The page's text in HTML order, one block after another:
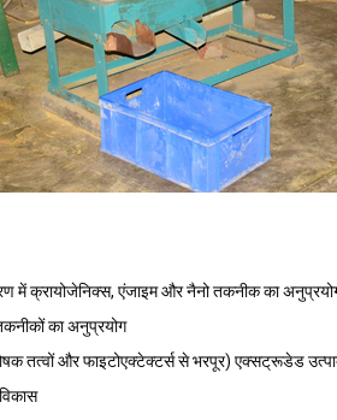
में क्रायोजेनिक्स, एंजाइम और नैनो तकनीक का
का अनुप्रयोग
और फाइटोएक्टेक्टर्स से भरपूर) एक्सट्रूडेड उत्पाद;